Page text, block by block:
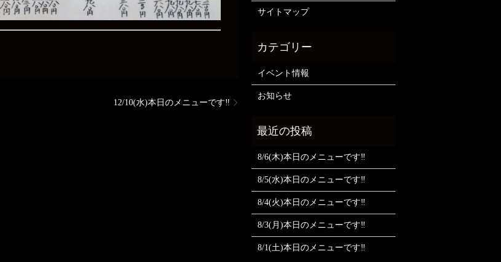
12/10(水)本日のメニューです‼️
サイトマップ
イベント情報
お知らせ
8/6(木)本日のメニューです‼️
8/5(水)本日のメニューです‼️
8/4(火)本日のメニューです‼️
8/3(月)本日のメニューです‼️
8/1(土)本日のメニューです‼️